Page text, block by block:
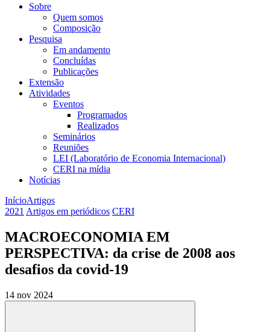
Sobre
Quem somos
Composição
Pesquisa
Em andamento
Concluídas
Publicações
Extensão
Atividades
Eventos
Programados
Realizados
Seminários
Reuniões
LEI (Laboratório de Economia Internacional)
CERI na mídia
Notícias
InícioArtigos
2021 Artigos em periódicos CERI
MACROECONOMIA EM
PERSPECTIVA: da crise de 2008 aos
desafios da covid-19
14 nov 2024